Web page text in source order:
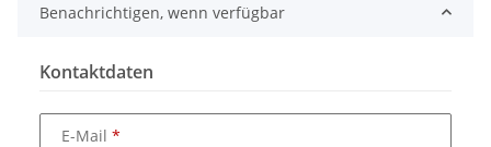
Benachrichtigen, wenn verfügbar
Kontaktdaten
E-Mail